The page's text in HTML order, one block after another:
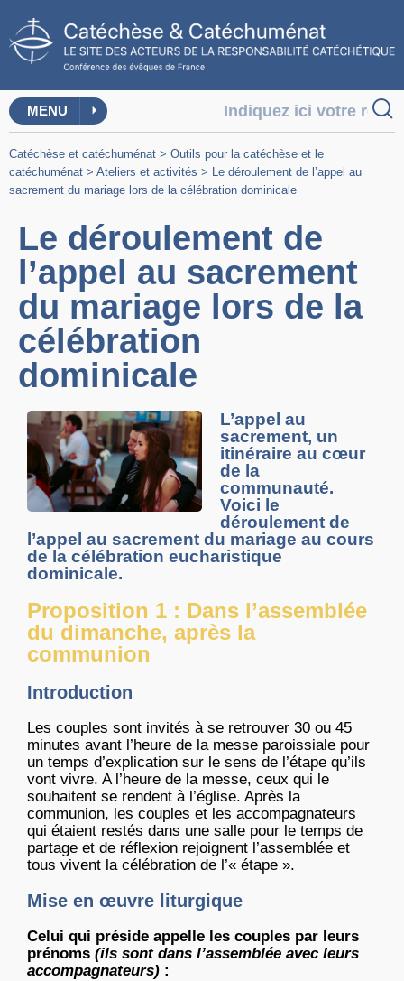
MENU
Catéchèse et catéchuménat > Outils pour la catéchèse et le
catéchuménat > Ateliers et activités > Le déroulement de l’appel au
sacrement du mariage lors de la célébration dominicale
Le déroulement de
l’appel au sacrement
du mariage lors de la
célébration
dominicale
L’appel au
sacrement, un
itinéraire au cœur
de la
communauté.
Voici le
déroulement de
l’appel au sacrement du mariage au cours
de la célébration eucharistique
dominicale.
Proposition 1 : Dans l’assemblée
du dimanche, après la
communion
Introduction
Les couples sont invités à se retrouver 30 ou 45
minutes avant l’heure de la messe paroissiale pour
un temps d’explication sur le sens de l’étape qu’ils
vont vivre. A l’heure de la messe, ceux qui le
souhaitent se rendent à l’église. Après la
communion, les couples et les accompagnateurs
qui étaient restés dans une salle pour le temps de
partage et de réflexion rejoignent l’assemblée et
tous vivent la célébration de l’« étape ».
Mise en œuvre liturgique
Celui qui préside appelle les couples par leurs
prénoms (ils sont dans l’assemblée avec leurs
accompagnateurs) :